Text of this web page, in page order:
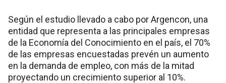
Según el estudio llevado a cabo por Argencon, una
entidad que representa a las principales empresas
de la Economía del Conocimiento en el país, el 70%
de las empresas encuestadas prevén un aumento
en la demanda de empleo, con más de la mitad
proyectando un crecimiento superior al 10%.